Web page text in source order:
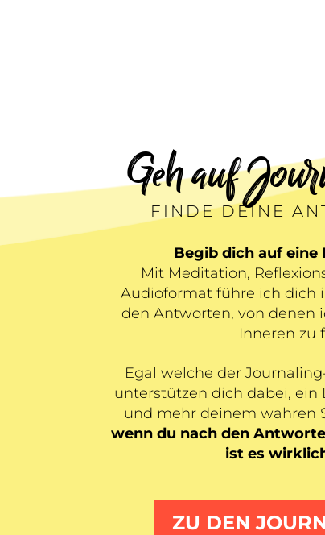
Geh auf
FINDE DEINE
Begib dich auf eine
Mit Meditation,
Audioformat führe ich dich
den Antworten, von denen
Inneren zu
Egal welche der
unterstützen dich dabei, ein
und mehr deinem wahren
wenn du nach den
ist es
ZU DEN